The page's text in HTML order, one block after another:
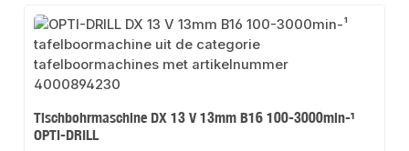
Tischbohrmaschine DX 13 V 13mm B16 100-3000min-¹
OPTI-DRILL